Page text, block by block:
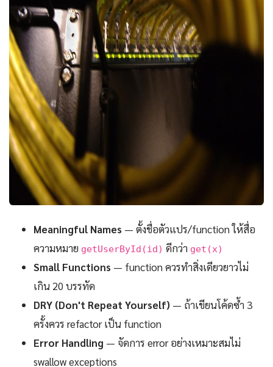
Meaningful Names — ตั้งชื่อตัวแปร/function ให้สื่อ
ความหมาย getUserById(id) ดีกว่า get(x)
Small Functions — function ควรทำสิ่งเดียวยาวไม่
เกิน 20 บรรทัด
DRY (Don't Repeat Yourself) — ถ้าเขียนโค้ดซ้ำ 3
ครั้งควร refactor เป็น function
Error Handling — จัดการ error อย่างเหมาะสมไม่
swallow exceptions